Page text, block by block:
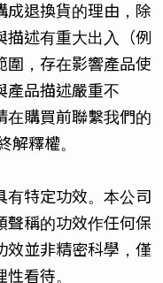
成退換貨的理由，除
描述有重大出入（例
圍，存在影響產品使
產品描述嚴重不
在購買前聯繫我們的
解釋權。
有特定功效。本公司
聲稱的功效作任何保
效並非精密科學，僅
看待。